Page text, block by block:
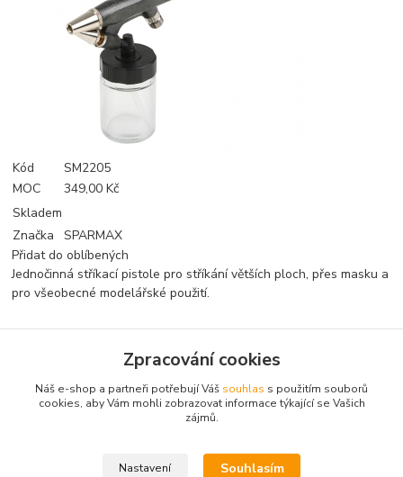
Kód
SM2205
MOC
349,00 Kč
Skladem
Značka
SPARMAX
Přidat do oblíbených
Jednočinná stříkací pistole pro stříkání větších ploch, přes masku a
pro všeobecné modelářské použití.
Zboží zařazeno v kategoriích
Nářadí
Zpracování cookies
Náš e-shop a partneři potřebují Váš souhlas s použitím souborů
cookies, aby Vám mohli zobrazovat informace týkající se Vašich
zájmů.
Nastavení Souhlasím